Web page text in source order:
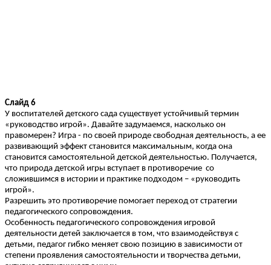
Слайд 6
У воспитателей детского сада существует устойчивый термин
«руководство игрой». Давайте задумаемся, насколько он
правомерен? Игра - по своей природе свободная деятельность, а ее
развивающий эффект становится максимальным, когда она
становится самостоятельной детской деятельностью. Получается,
что природа детской игры вступает в противоречие со
сложившимся в истории и практике подходом – «руководить
игрой».
Разрешить это противоречие помогает переход от стратегии
педагогического сопровождения.
Особенность педагогического сопровождения игровой
деятельности детей заключается в том, что взаимодействуя с
детьми, педагог гибко меняет свою позицию в зависимости от
степени проявления самостоятельности и творчества детьми,